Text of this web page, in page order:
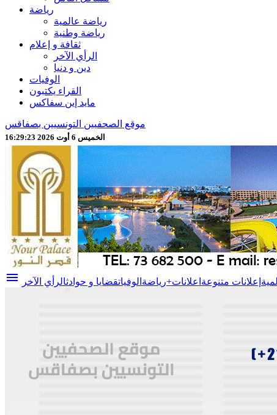
رياضة
رياضة عالمية
رياضة وطنية
ثقافة و إعلام
الرأي الآخر
دين و دنيا
الوفيات
القراء يكتبون
مايد إين سفاكس
موقع الصحفيين التونسيين بصفاقس
الخميس 6 أوت 2026 16:29:25
menu إعلانات متنوعة اعلانات+رياضة الوفياتقضايا و حوادثالرأي الآخر